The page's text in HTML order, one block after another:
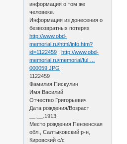
информация о том же
человеке.
Информация из донесения о
безвозвратных потерях
http://www.obd-
memorial.ru/html/info.htm?
id=1122459 ,http://www.obd-
memorial.ru/memorial/ful …
000059.JPG :
1122459
Фамилия Пискулин
Имя Василий
Отчество Григорьевич
Дата рождения/Возраст
__.__.1913
Место рождения Пензенская
обл., Салтыковский р-н,
Кировский с/с